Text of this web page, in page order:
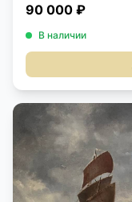
90 000 ₽
В наличии